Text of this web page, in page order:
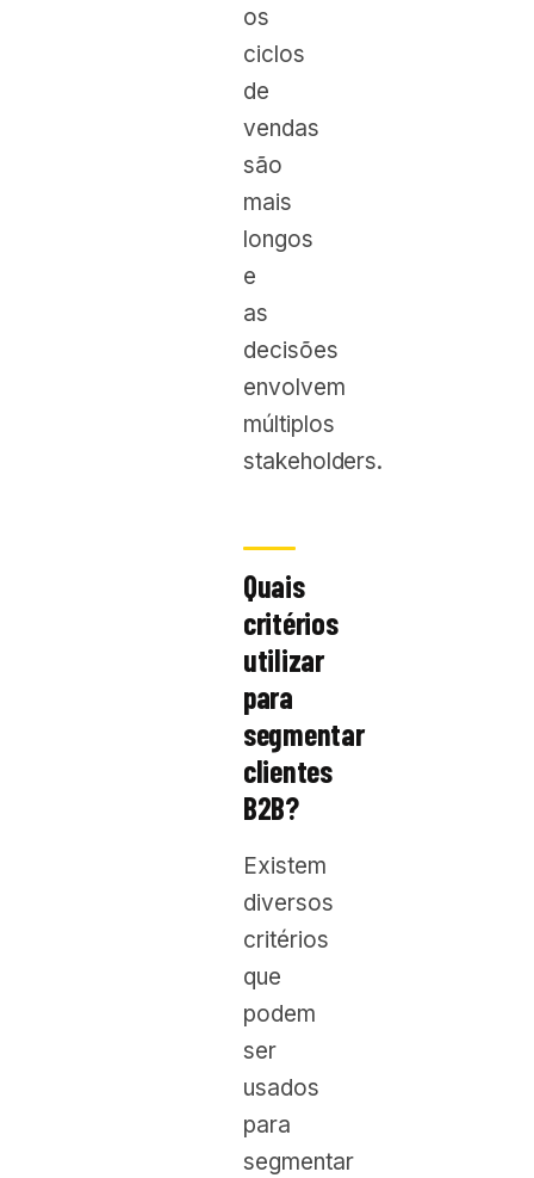
os
ciclos
de
vendas
são
mais
longos
e
as
decisões
envolvem
múltiplos
stakeholders.
Quais
critérios
utilizar
para
segmentar
clientes
B2B?
Existem
diversos
critérios
que
podem
ser
usados
para
segmentar